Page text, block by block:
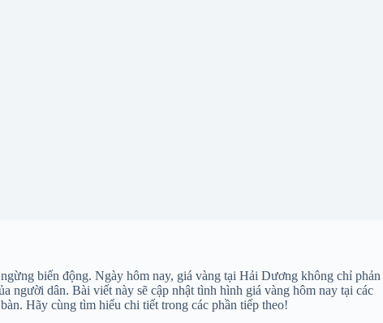
biến động. Ngày hôm nay, giá vàng tại Hải Dương không chỉ phản
người dân. Bài viết này sẽ cập nhật tình hình giá vàng hôm nay tại các
Hãy cùng tìm hiểu chi tiết trong các phần tiếp theo!